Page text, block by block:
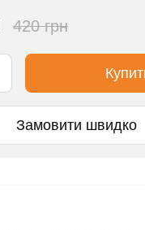
420 грн
Замовити швидко